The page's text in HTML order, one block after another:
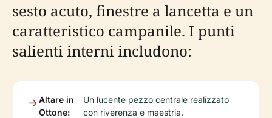
sesto acuto, finestre a lancetta e un
caratteristico campanile. I punti
salienti interni includono:
Altare in
Ottone:
Un lucente pezzo centrale realizzato
con riverenza e maestria.